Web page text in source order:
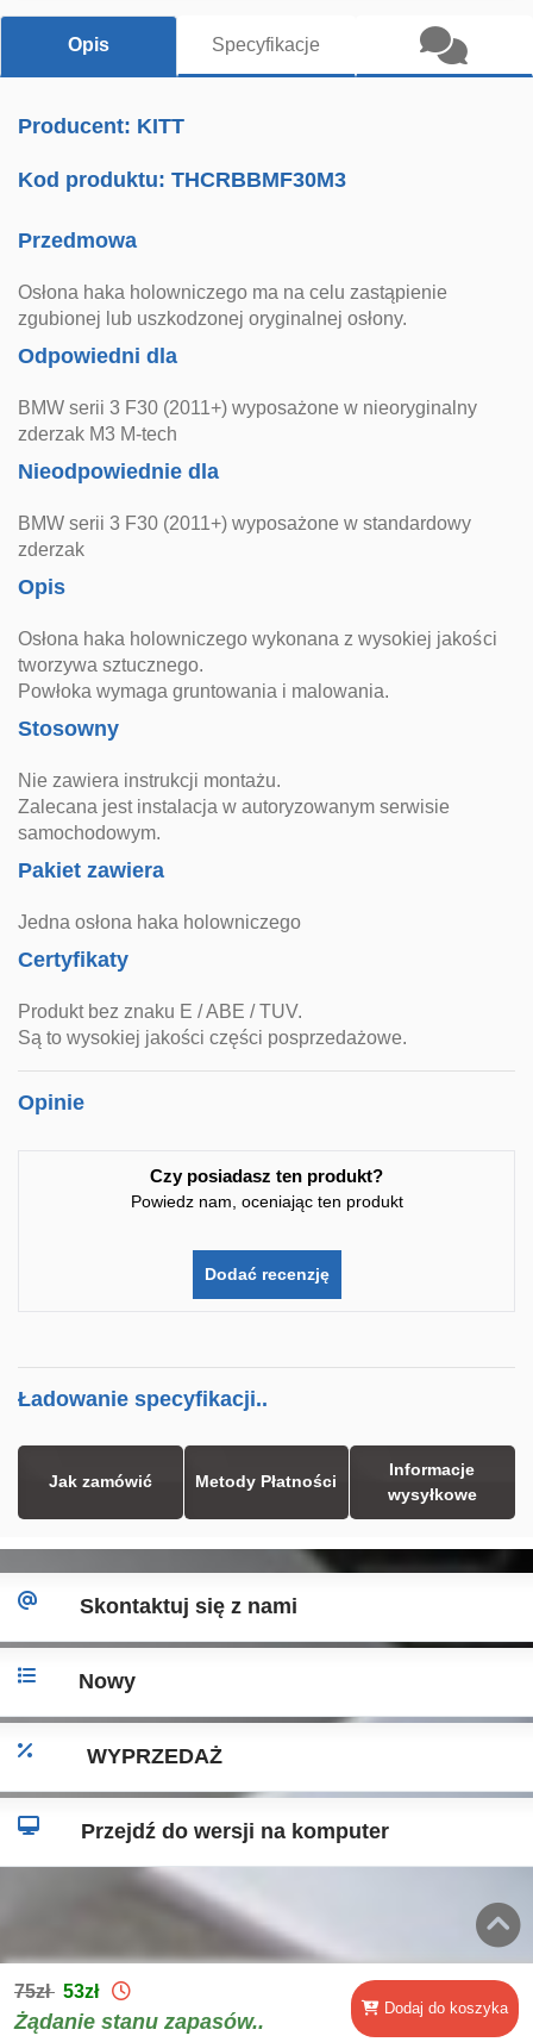
Opis Specyfikacje
Producent: KITT
Kod produktu:THCRBBMF30M3
Przedmowa
Osłona haka holowniczego ma na celu zastąpienie
zgubionej lub uszkodzonej oryginalnej osłony.
Odpowiedni dla
BMW serii 3 F30 (2011+) wyposażone w nieoryginalny
zderzak M3 M-tech
Nieodpowiednie dla
BMW serii 3 F30 (2011+) wyposażone w standardowy
zderzak
Opis
Osłona haka holowniczego wykonana z wysokiej jakości
tworzywa sztucznego.
Powłoka wymaga gruntowania i malowania.
Stosowny
Nie zawiera instrukcji montażu.
Zalecana jest instalacja w autoryzowanym serwisie
samochodowym.
Pakiet zawiera
Jedna osłona haka holowniczego
Certyfikaty
Produkt bez znaku E / ABE / TUV.
Są to wysokiej jakości części posprzedażowe.
Opinie
Czy posiadasz ten produkt?
Powiedz nam, oceniając ten produkt
Dodać recenzję
Ładowanie specyfikacji..
Jak zamówić Metody Płatności
Informacje
wysyłkowe
75zł 53zł
Żądanie stanu zapasów..
Dodaj do koszyka
Skontaktuj się z nami
Nowy
WYPRZEDAŻ
Przejdź do wersji na komputer